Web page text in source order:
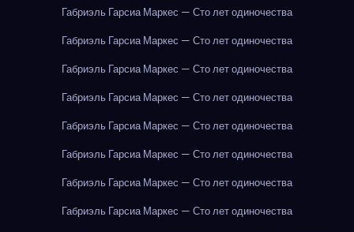
Габриэль Гарсиа Маркес — Сто лет одиночества
Габриэль Гарсиа Маркес — Сто лет одиночества
Габриэль Гарсиа Маркес — Сто лет одиночества
Габриэль Гарсиа Маркес — Сто лет одиночества
Габриэль Гарсиа Маркес — Сто лет одиночества
Габриэль Гарсиа Маркес — Сто лет одиночества
Габриэль Гарсиа Маркес — Сто лет одиночества
Габриэль Гарсиа Маркес — Сто лет одиночества